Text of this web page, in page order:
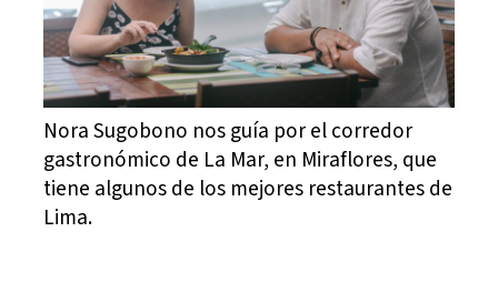
Nora Sugobono nos guía por el corredor
gastronómico de La Mar, en Miraflores, que
tiene algunos de los mejores restaurantes de
Lima.